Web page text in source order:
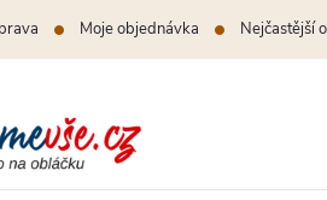
Moje objednávka Nejčastější